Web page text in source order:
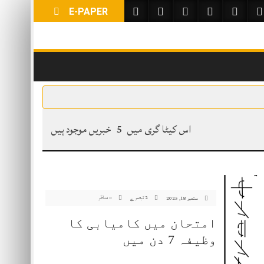
E-PAPER
اس کیٹا گری میں 5 خبریں موجود ہیں
ستمبر 18, 2025 0 مناظر
امتحان میں کامیابی کا
وظیفہ 7 دن میں